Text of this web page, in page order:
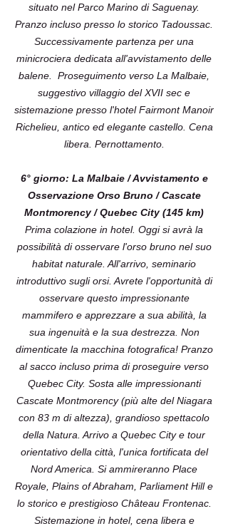
situato nel Parco Marino di Saguenay.
Pranzo incluso presso lo storico Tadoussac.
Successivamente partenza per una
minicrociera dedicata all'avvistamento delle
balene. Proseguimento verso La Malbaie,
suggestivo villaggio del XVII sec e
sistemazione presso l'hotel Fairmont Manoir
Richelieu, antico ed elegante castello. Cena
libera. Pernottamento.
6° giorno: La Malbaie / Avvistamento e
Osservazione Orso Bruno / Cascate
Montmorency / Quebec City (145 km)
Prima colazione in hotel. Oggi si avrà la
possibilità di osservare l'orso bruno nel suo
habitat naturale. All'arrivo, seminario
introduttivo sugli orsi. Avrete l'opportunità di
osservare questo impressionante
mammifero e apprezzare a sua abilità, la
sua ingenuità e la sua destrezza. Non
dimenticate la macchina fotografica! Pranzo
al sacco incluso prima di proseguire verso
Quebec City. Sosta alle impressionanti
Cascate Montmorency (più alte del Niagara
con 83 m di altezza), grandioso spettacolo
della Natura. Arrivo a Quebec City e tour
orientativo della città, l'unica fortificata del
Nord America. Si ammireranno Place
Royale, Plains of Abraham, Parliament Hill e
lo storico e prestigioso Château Frontenac.
Sistemazione in hotel, cena libera e